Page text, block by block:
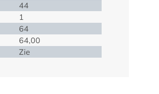
44
1
64
64,00
Zie